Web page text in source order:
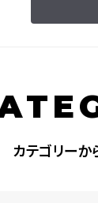
カテゴリー